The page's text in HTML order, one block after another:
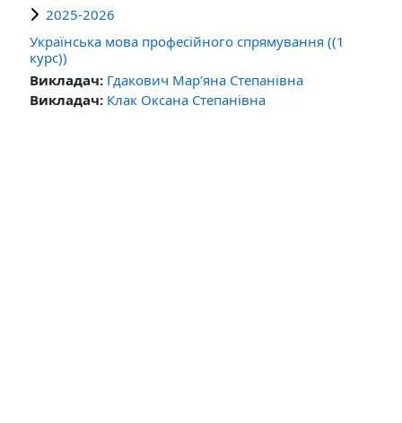
2025-2026
Українська мова професійного спрямування ((1
курс))
Викладач: Гдакович Мар’яна Степанівна
Викладач: Клак Оксана Степанівна